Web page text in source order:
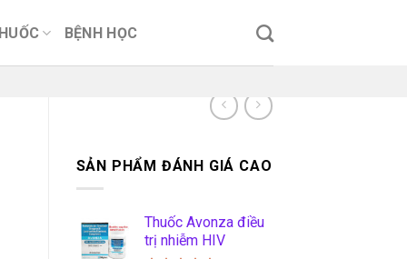
BỆNH HỌC
SẢN PHẨM ĐÁNH GIÁ CAO
Thuốc Avonza điều
trị nhiễm HIV